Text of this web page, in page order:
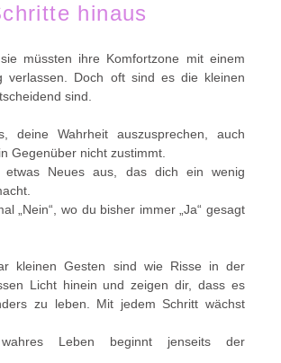
hinaus
müssten ihre Komfortzone mit einem
verlassen. Doch oft sind es die kleinen
sind.
deine Wahrheit auszusprechen, auch
Gegenüber nicht zustimmt.
etwas Neues aus, das dich ein wenig
„Nein“, wo du bisher immer „Ja“ gesagt
kleinen Gesten sind wie Risse in der
Licht hinein und zeigen dir, dass es
zu leben. Mit jedem Schritt wächst
Leben beginnt jenseits der